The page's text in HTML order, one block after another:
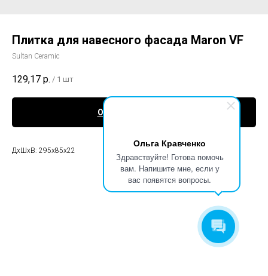
Ольга Кравченко
Здравствуйте! Готова помочь
вам. Напишите мне, если у
вас появятся вопросы.
Плитка для навесного фасада Maron VF
Sultan Ceramic
129,17 р. / 1 шт
Оформить заявку
ДхШхВ: 295x85x22